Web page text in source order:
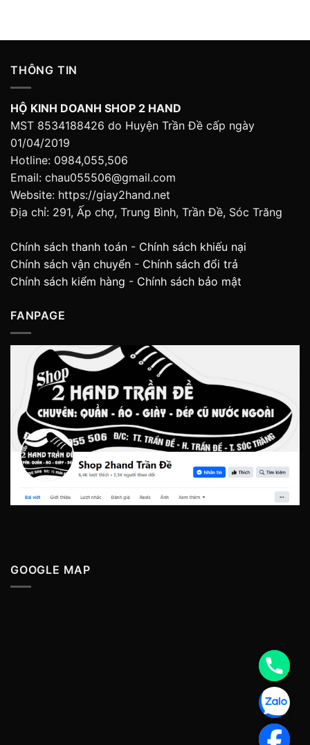
THÔNG TIN
HỘ KINH DOANH SHOP 2 HAND
MST 8534188426 do Huyện Trần Đề cấp ngày
01/04/2019
Hotline: 0984,055,506
Email: chau055506@gmail.com
Website: https://giay2hand.net
Địa chỉ: 291, Ấp chợ, Trung Bình, Trần Đề, Sóc Trăng
Chính sách thanh toán - Chính sách khiếu nại
Chính sách vận chuyển - Chính sách đổi trả
Chính sách kiểm hàng - Chính sách bảo mật
FANPAGE
GOOGLE MAP